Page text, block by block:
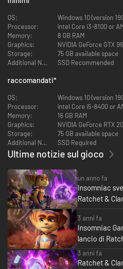
Software, sperimenterete l'azione non
prenderà vita nelle vostre mani grazie al
Il feedback aptico e i grilletti adattivi
sentite il ronzio di una navicella spaziale
controller o la pressione del grilletto del
sbarcano per la prima volta su PC!
Riempite il vostro sguardo con
diverse, grazie al supporto ultra
48:9 (per le configurazioni a triplo
L'omniverso prende vita grazie alla
rate! Potrete anche godervi i
in ray-tracing per gli esterni.**
Sfruttate le più recenti tecnologie
3, AMD FSR 2, Intel XeSS e
Sono supportate anche NVIDIA
migliorano la qualità
opzioni della qualità grafica per una
fascia alta alle console di gioco PC
Usate il controller DualSense per
gli effetti dinamici dei grilletti.***
con un'ampia gamma di opzioni di
Include il supporto per gli obiettivi
di giochi per PC.
OS:
Windows 10 (version
Processor:
Intel Core i3-8100 or
Memory:
8 GB RAM
Graphics:
NVIDIA GeForce GTX
Storage:
75 GB available space
Additional Notes:
SSD Recommended
raccomandati*
OS:
Windows 10 (version
Processor:
Intel Core i5-8400 or
Memory:
16 GB RAM
Graphics:
NVIDIA GeForce RTX
Storage:
75 GB available space
Additional Notes:
SSD Required
Ultime notizie sul gioco
un anno fa
Insomniac
Ratchet &
3 anni fa
Insomniac
lancio di
3 anni fa
Ratchet &